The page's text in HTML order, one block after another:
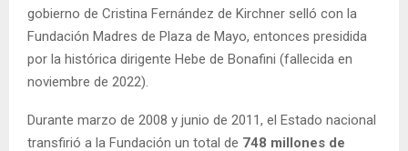
gobierno de Cristina Fernández de Kirchner selló con la
Fundación Madres de Plaza de Mayo, entonces presidida
por la histórica dirigente Hebe de Bonafini (fallecida en
noviembre de 2022).
Durante marzo de 2008 y junio de 2011, el Estado nacional
transfirió a la Fundación un total de 748 millones de